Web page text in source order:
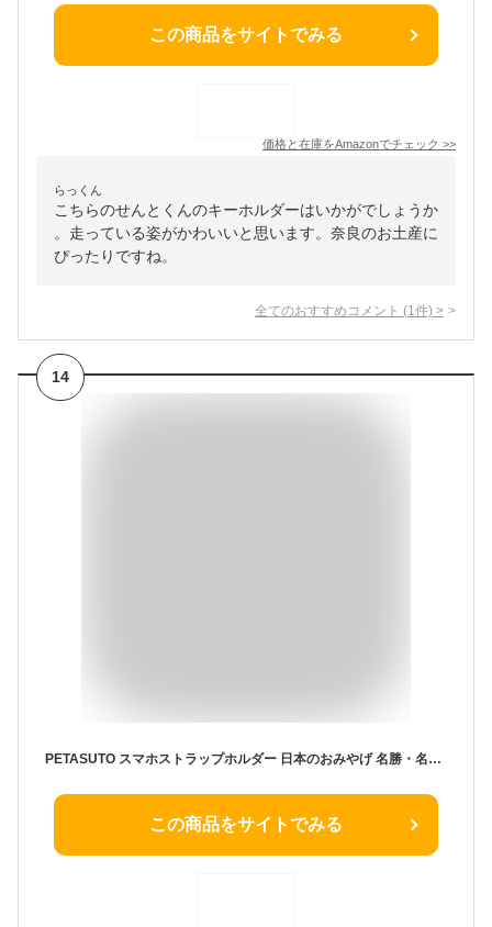
この商品をサイトでみる
価格と在庫をAmazonでチェック >>
らっくん
こちらのせんとくんのキーホルダーはいかがでしょうか
。走っている姿がかわいいと思います。奈良のお土産に
ぴったりですね。
全てのおすすめコメント (1 件) >
14
PETASUTO スマホストラップホルダー 日本のおみやげ 名勝・名所シリーズ 京都 金閣寺 ネックストラップ付 KI-01 スマホストラップ ショルダーストラップ ストラップ iPhone 携帯 アクセサリー アクセ
この商品をサイトでみる